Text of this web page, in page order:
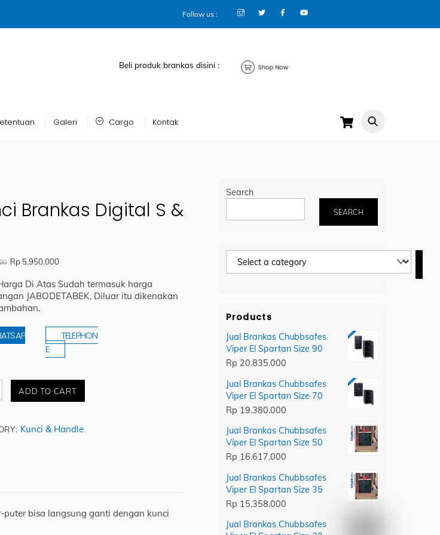
Follow us :
Cart
Galeri Cargo Kontak
Beli produk brankas disini :
Brankas Digital S &
Original
was:
Rp 6.500.000.
Rp 5.950.000
is:
Rp 5.950.000.
Di Atas Sudah termasuk harga
JABODETABEK, Diluar itu dikenakan
TELEPHON
E
ADD TO CART
Kunci & Handle
bisa langsung ganti dengan kunci
Search
SEARCH
Products
Jual Brankas Chubbsafes
Viper El Spartan Size 90
Rp 20.835.000
Jual Brankas Chubbsafes
Viper El Spartan Size 70
Rp 19.380.000
Jual Brankas Chubbsafes
Viper El Spartan Size 50
Rp 16.617.000
Jual Brankas Chubbsafes
Viper El Spartan Size 35
Rp 15.358.000
Jual Brankas Chubbsafes